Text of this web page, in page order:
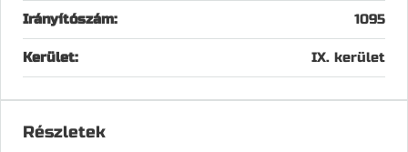
Irányítószám: 1095
Kerület: IX. kerület
Részletek